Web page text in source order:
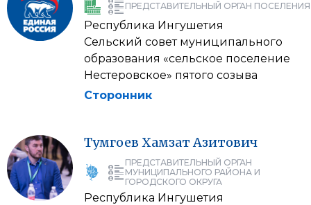
ПРЕДСТАВИТЕЛЬНЫЙ ОРГАН ПОСЕЛЕНИЯ
Республика Ингушетия
Сельский совет муниципального
образования «сельское поселение
Нестеровское» пятого созыва
Сторонник
Тумгоев Хамзат Азитович
ПРЕДСТАВИТЕЛЬНЫЙ ОРГАН
МУНИЦИПАЛЬНОГО РАЙОНА И
ГОРОДСКОГО ОКРУГА
Республика Ингушетия